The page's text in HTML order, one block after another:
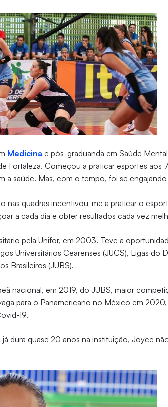
Medicina e pós-graduanda em Saúde
Fortaleza. Começou a praticar esportes aos
a saúde. Mas, com o tempo, foi se engajando
nas quadras incentivou-me a praticar o
a cada dia e obter resultados cada vez
pela Unifor, em 2003. Teve a
Universitários Cearenses (JUCS), Ligas do
Brasileiros (JUBS).
nacional, em 2019, do JUBS, maior
para o Panamericano no México em
19.
dura quase 20 anos na instituição, Joyce